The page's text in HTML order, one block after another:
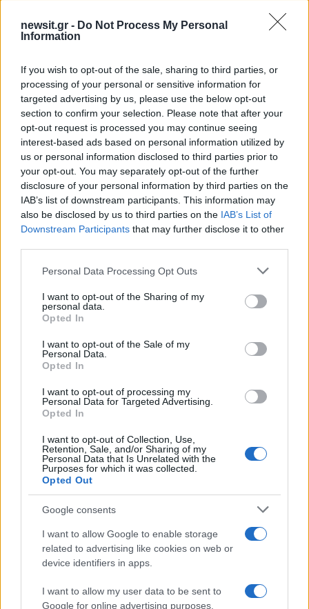
newsit.gr - Do Not Process My Personal
Information
If you wish to opt-out of the sale, sharing to third parties, or
processing of your personal or sensitive information for
targeted advertising by us, please use the below opt-out
section to confirm your selection. Please note that after your
opt-out request is processed you may continue seeing
interest-based ads based on personal information utilized by
us or personal information disclosed to third parties prior to
your opt-out. You may separately opt-out of the further
disclosure of your personal information by third parties on the
IAB’s list of downstream participants. This information may
also be disclosed by us to third parties on the IAB’s List of
Downstream Participants that may further disclose it to other
Please note that this website/app uses one or more Google
not limited to your visit or usage behaviour. You may click to
grant or deny consent to Google and its third-party tags to
use your data for below specified purposes in below Google
consent section.
Personal Data Processing Opt Outs
I want to opt-out of the Sharing of my
personal data.
Opted In
I want to opt-out of the Sale of my
Personal Data.
Opted In
I want to opt-out of processing my
Personal Data for Targeted Advertising.
Opted In
I want to opt-out of Collection, Use,
Retention, Sale, and/or Sharing of my
Personal Data that Is Unrelated with the
Purposes for which it was collected.
Opted Out
Google consents
I want to allow Google to enable storage
related to advertising like cookies on web or
device identifiers in apps.
I want to allow my user data to be sent to
Google for online advertising purposes.
ΔΙΑΦΗΜΙΣΗ
Σχόλια
Σέρρες: Βίντεο
ντοκουμέντο από το
τροχαίο με νεκρούς μητέρα
φορτηγού κατέγραψε τη
σύγκρουση
Marfin: Η 46χρονη
προθεσμία για να
στη διαδήλωση όπως
100.000 άτομα»